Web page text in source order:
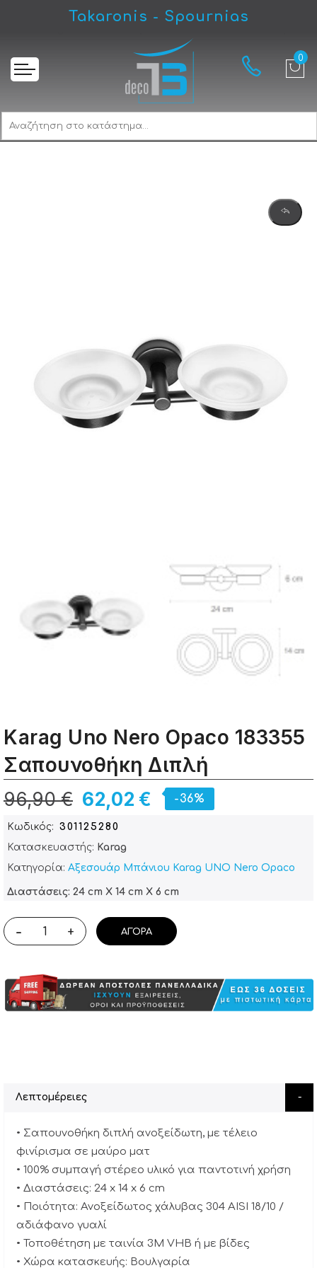
Takaronis - Spournias
Karag Uno Nero Opaco 183355 Σαπουνοθήκη Διπλή
Karag Uno Nero Opaco 183355
Σαπουνοθήκη Διπλή
62,02 €
96,90 € -36%
Κωδικός
301125280
Κατασκευαστής: Karag
Κατηγορία: Αξεσουάρ Μπάνιου Karag UNO Nero Opaco
Διαστάσεις: 24 cm X 14 cm X 6 cm
- + ΑΓΟΡΆ
Λεπτομέρειες
• Σαπουνοθήκη διπλή ανοξείδωτη, με τέλειο
φινίρισμα σε μαύρο ματ
• 100% συμπαγή στέρεο υλικό για παντοτινή χρήση
• Διαστάσεις: 24 x 14 x 6 cm
• Ποιότητα: Ανοξείδωτος χάλυβας 304 AISI 18/10 /
αδιάφανο γυαλί
• Τοποθέτηση με ταινία 3Μ VHB ή με βίδες
• Χώρα κατασκευής: Βουλγαρία